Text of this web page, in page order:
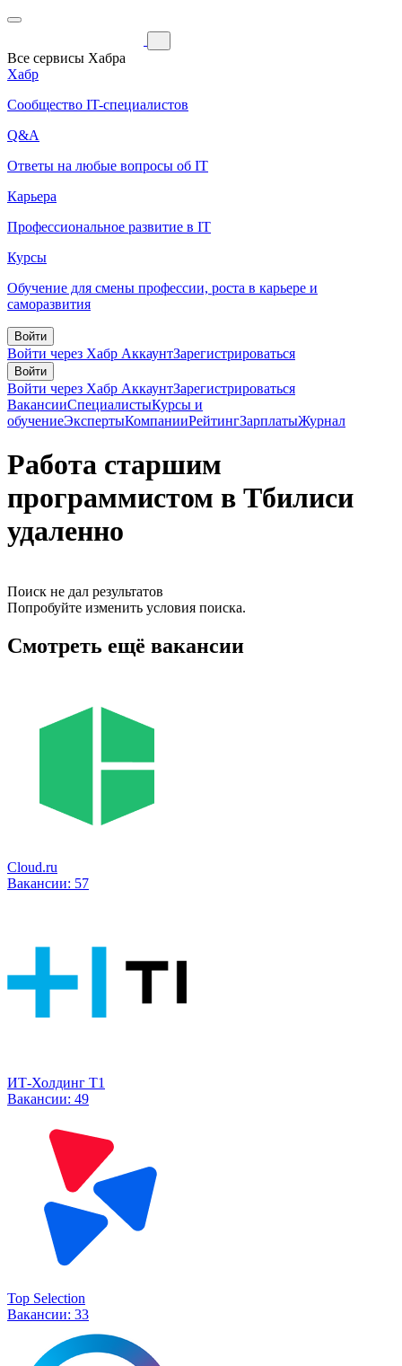
Все сервисы Хабра
Хабр
Сообщество IT-специалистов
Q&A
Ответы на любые вопросы об IT
Карьера
Профессиональное развитие в IT
Курсы
Обучение для смены профессии, роста в карьере и
саморазвития
Войти
Войти через Хабр АккаунтЗарегистрироваться
Войти
Войти через Хабр АккаунтЗарегистрироваться
ВакансииСпециалистыКурсы и
обучениеЭкспертыКомпанииРейтингЗарплатыЖурнал
Работа старшим
программистом в Тбилиси
удаленно
Поиск не дал результатов
Попробуйте изменить условия поиска.
Смотреть ещё вакансии
Cloud.ru
Вакансии: 57
ИТ-Холдинг Т1
Вакансии: 49
Top Selection
Вакансии: 33